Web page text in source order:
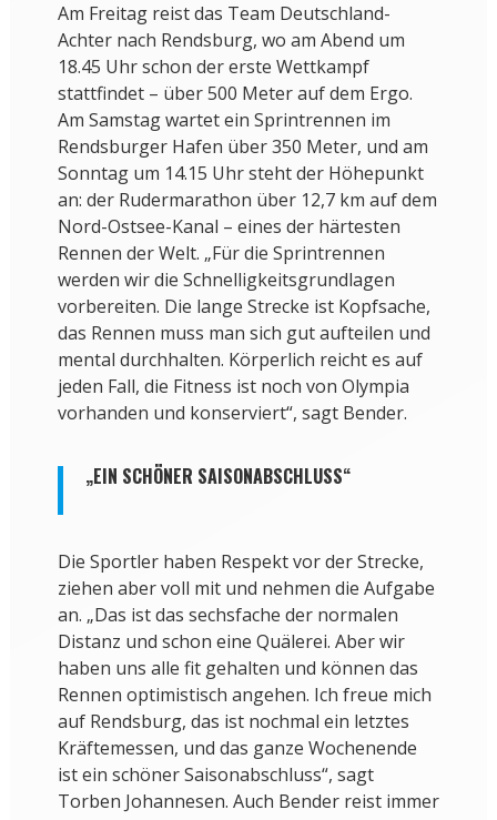
Am Freitag reist das Team Deutschland-
Achter nach Rendsburg, wo am Abend um
18.45 Uhr schon der erste Wettkampf
stattfindet – über 500 Meter auf dem Ergo.
Am Samstag wartet ein Sprintrennen im
Rendsburger Hafen über 350 Meter, und am
Sonntag um 14.15 Uhr steht der Höhepunkt
an: der Rudermarathon über 12,7 km auf dem
Nord-Ostsee-Kanal – eines der härtesten
Rennen der Welt. „Für die Sprintrennen
werden wir die Schnelligkeitsgrundlagen
vorbereiten. Die lange Strecke ist Kopfsache,
das Rennen muss man sich gut aufteilen und
mental durchhalten. Körperlich reicht es auf
jeden Fall, die Fitness ist noch von Olympia
vorhanden und konserviert“, sagt Bender.
„EIN SCHÖNER SAISONABSCHLUSS“
Die Sportler haben Respekt vor der Strecke,
ziehen aber voll mit und nehmen die Aufgabe
an. „Das ist das sechsfache der normalen
Distanz und schon eine Quälerei. Aber wir
haben uns alle fit gehalten und können das
Rennen optimistisch angehen. Ich freue mich
auf Rendsburg, das ist nochmal ein letztes
Kräftemessen, und das ganze Wochenende
ist ein schöner Saisonabschluss“, sagt
Torben Johannesen. Auch Bender reist immer